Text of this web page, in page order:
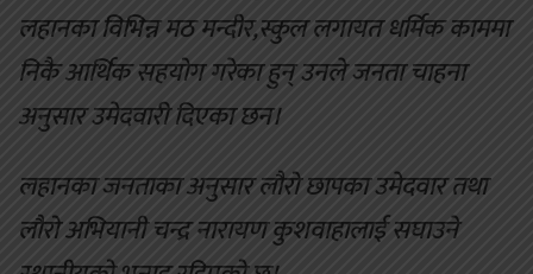
लहानका विभिन्न मठ मन्दीर,स्कुल लगायत धर्मिक काममा
निकै आर्थिक सहयोग गरेका हुन् उनले जनता चाहना
अनुसार उमेदवारी दिएका छन।
लहानका जनताका अनुसार लौरो छापका उमेदवार तथा
लौरो अभियानी चन्द्र नारायण कुशवाहालाई सघाउने